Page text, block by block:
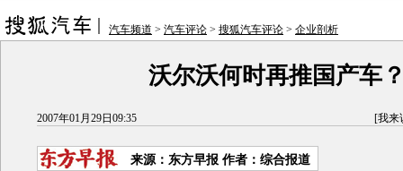
汽车频道 > 汽车评论 > 搜狐汽车评论 > 企业剖析
沃尔沃何时再推国产车
2007年01月29日09:35 [我来
来源：东方早报 作者：综合报道